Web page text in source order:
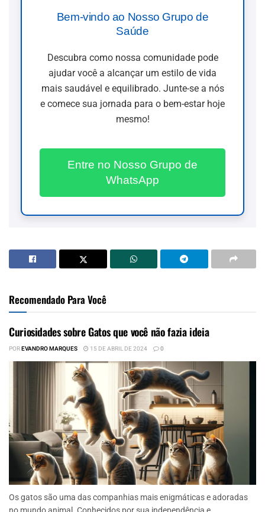
Bem-vindo ao Nosso Grupo de
Saúde
Descubra como nossa comunidade pode
ajudar você a alcançar um estilo de vida
mais saudável e equilibrado. Junte-se a nós
e comece sua jornada para o bem-estar hoje
mesmo!
Entre no Nosso Grupo de
WhatsApp
Recomendado Para Você
Curiosidades sobre Gatos que você não fazia ideia
POREVANDRO MARQUES 15 DE ABRIL DE 2024 0
Os gatos são uma das companhias mais enigmáticas e adoradas